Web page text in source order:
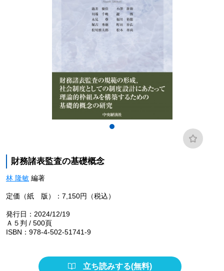
財務諸表監査の基礎概念
林 隆敏編著
定価（紙 版）：7,150円（税込）
発行日：2024/12/19
Ａ５判 / 500頁
ISBN：978-4-502-51741-9
立ち読みする(無料)